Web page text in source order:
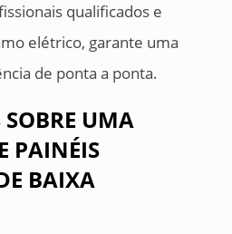
qualificados e
elétrico, garante uma
de ponta a ponta.
UMA
PAINÉIS
BAIXA